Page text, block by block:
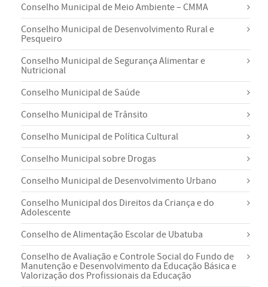
Conselho Municipal de Meio Ambiente – CMMA
Conselho Municipal de Desenvolvimento Rural e
Pesqueiro
Conselho Municipal de Segurança Alimentar e
Nutricional
Conselho Municipal de Saúde
Conselho Municipal de Trânsito
Conselho Municipal de Política Cultural
Conselho Municipal sobre Drogas
Conselho Municipal de Desenvolvimento Urbano
Conselho Municipal dos Direitos da Criança e do
Adolescente
Conselho de Alimentação Escolar de Ubatuba
Conselho de Avaliação e Controle Social do Fundo de
Manutenção e Desenvolvimento da Educação Básica e
Valorização dos Profissionais da Educação